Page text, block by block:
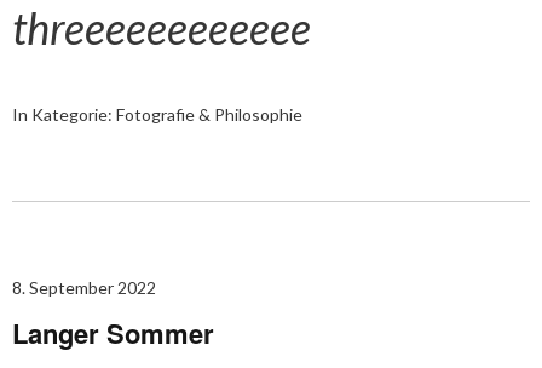
threeeeeeeeeeee
In Kategorie: Fotografie & Philosophie
8. September 2022
Langer Sommer